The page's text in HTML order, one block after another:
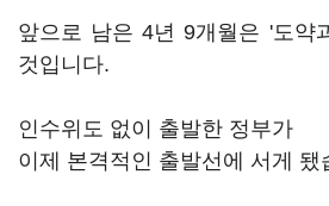
앞으로 남은 4년 9개월은 '도약
것입니다.
인수위도 없이 출발한 정부가
이제 본격적인 출발선에 서게 됐